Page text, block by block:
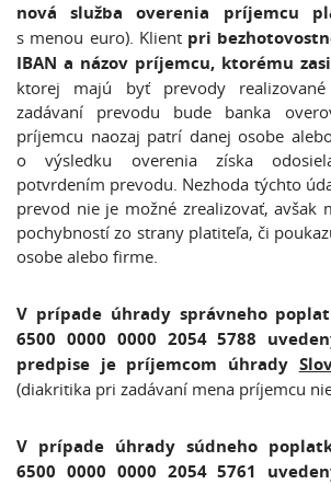
nová služba overenia príjemcu
s menou euro). Klient pri
IBAN a názov príjemcu, ktorému
ktorej majú byť prevody realizované
zadávaní prevodu bude banka
príjemcu naozaj patrí danej osobe
o výsledku overenia získa
potvrdením prevodu. Nezhoda týchto
prevod nie je možné zrealizovať, avšak
pochybností zo strany platiteľa, či
osobe alebo firme.
V prípade úhrady správneho
6500 0000 0000 2054 5788
predpise je príjemcom úhrady
(diakritika pri zadávaní mena príjemcu
V prípade úhrady súdneho
6500 0000 0000 2054 5761